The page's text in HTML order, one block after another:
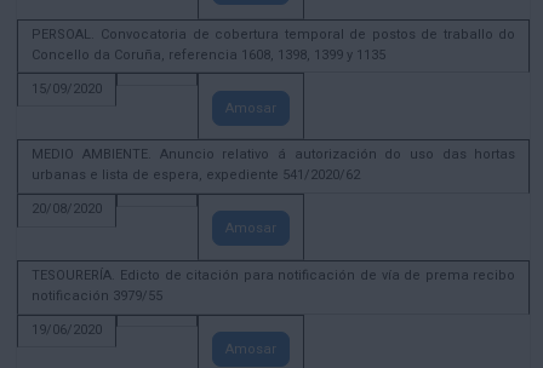
PERSOAL. Convocatoria de cobertura temporal de postos de traballo do
Concello da Coruña, referencia 1608, 1398, 1399 y 1135
15/09/2020
Amosar
MEDIO AMBIENTE. Anuncio relativo á autorización do uso das hortas
urbanas e lista de espera, expediente 541/2020/62
20/08/2020
Amosar
TESOURERÍA. Edicto de citación para notificación de vía de prema recibo
notificación 3979/55
19/06/2020
Amosar